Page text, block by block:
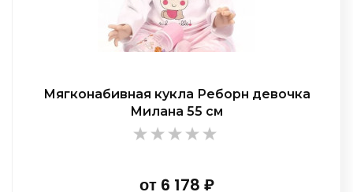
Мягконабивная кукла Реборн девочка
Милана 55 см
от6 178 ₽